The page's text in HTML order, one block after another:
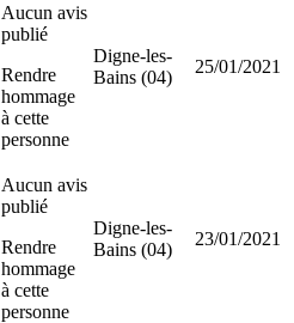
Aucun avis
publié
Rendre
hommage
à cette
personne
Digne-les-
Bains (04)
25/01/2021
Aucun avis
publié
Rendre
hommage
à cette
personne
Digne-les-
Bains (04)
23/01/2021